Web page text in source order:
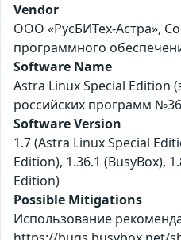
Vendor
ООО «РусБИТех-Астра»,
программного
Software Name
Astra Linux Special Edition
российских программ
Software Version
1.7 (Astra Linux Special
Edition), 1.36.1 (BusyBox),
Edition)
Possible Mitigations
Использование